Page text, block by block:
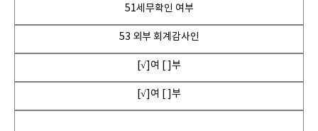
51세무확인 여부
53 외부 회계감사인
[√]여 [ ]부
[√]여 [ ]부